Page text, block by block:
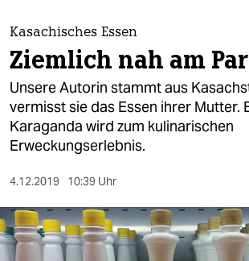
themen
politik
öko
gesellschaft
kultur
sport
berlin
Kasachisches Essen
Ziemlich nah am
Unsere Autorin stammt aus
vermisst sie das Essen ihrer Mutter.
Karaganda wird zum kulinarischen
Erweckungserlebnis.
4.12.2019 10:39 Uhr